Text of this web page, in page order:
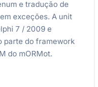
e tradução de
exceções. A unit
7 / 2009 e
parte do framework
do mORMot.